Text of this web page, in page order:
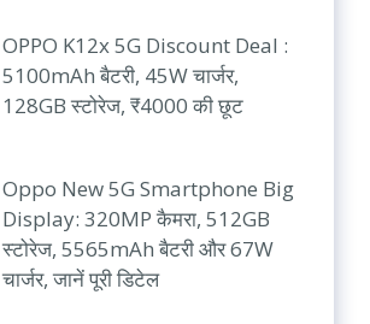
OPPO K12x 5G Discount Deal :
5100mAh बैटरी, 45W चार्जर,
128GB स्टोरेज, ₹4000 की छूट
Oppo New 5G Smartphone Big
Display: 320MP कैमरा, 512GB
स्टोरेज, 5565mAh बैटरी और 67W
चार्जर, जानें पूरी डिटेल